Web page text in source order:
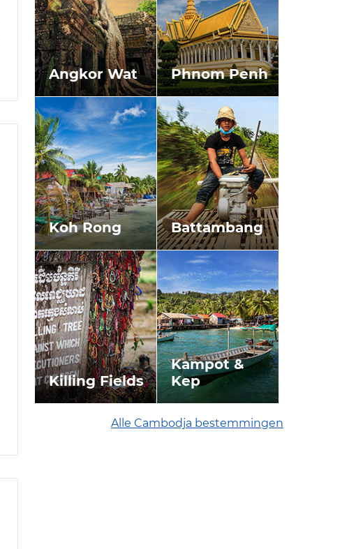
Angkor Wat Phnom Penh
Koh Rong Battambang
Killing Fields
Kampot &
Kep
Alle Cambodja bestemmingen